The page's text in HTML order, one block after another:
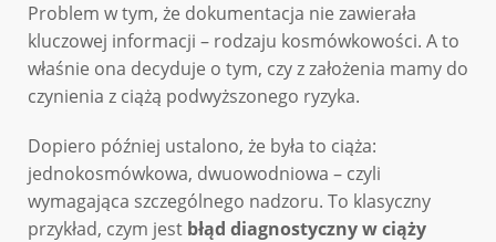
Problem w tym, że dokumentacja nie zawierała
kluczowej informacji – rodzaju kosmówkowości. A to
właśnie ona decyduje o tym, czy z założenia mamy do
czynienia z ciążą podwyższonego ryzyka.
Dopiero później ustalono, że była to ciąża:
jednokosmówkowa, dwuowodniowa – czyli
wymagająca szczególnego nadzoru. To klasyczny
przykład, czym jest błąd diagnostyczny w ciąży